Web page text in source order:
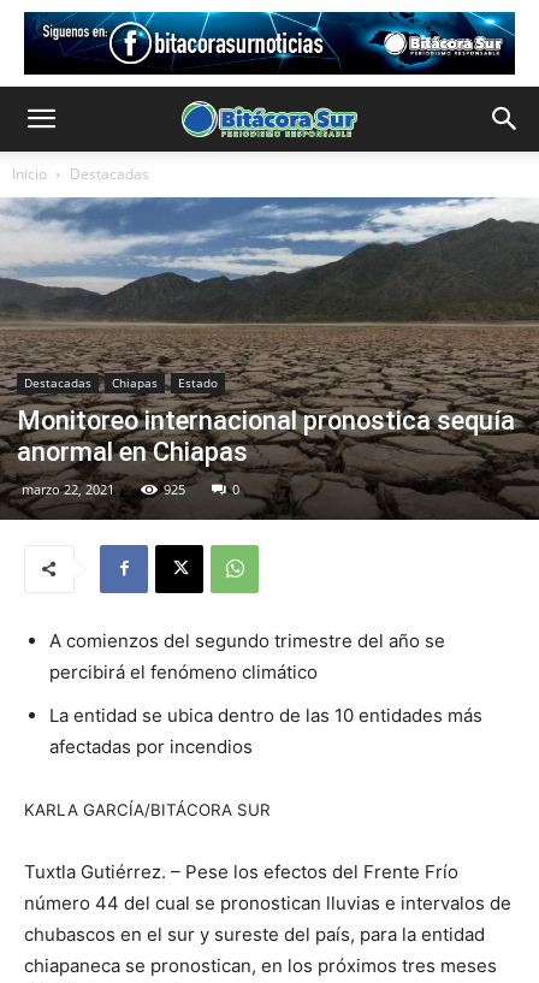
Inicio Destacadas
Destacadas Chiapas Estado
Monitoreo internacional pronostica sequía
anormal en Chiapas
marzo 22, 2021 925 0
A comienzos del segundo trimestre del año se
percibirá el fenómeno climático
La entidad se ubica dentro de las 10 entidades más
afectadas por incendios
KARLA GARCÍA/BITÁCORA SUR
Tuxtla Gutiérrez. – Pese los efectos del Frente Frío
número 44 del cual se pronostican lluvias e intervalos de
chubascos en el sur y sureste del país, para la entidad
chiapaneca se pronostican, en los próximos tres meses